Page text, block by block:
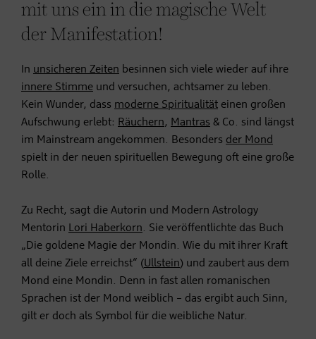
mit uns ein in die magische Welt
der Manifestation!
In unsicheren Zeiten besinnen sich viele wieder auf ihre
innere Stimme und versuchen, achtsamer zu leben.
Kein Wunder, dass moderne Spiritualität einen großen
Aufschwung erlebt: Räuchern, Mantras & Co. sind längst
im Mainstream angekommen. Besonders der Mond
spielt in der neuen spirituellen Bewegung oft eine große
Rolle.
Zu Recht, sagt die Autorin und Modern Astrology
Mentorin Lori Haberkorn. Sie veröffentlichte das Buch
„Die goldene Magie der Mondin. Wie du mit ihrer Kraft
all deine Ziele erreichst“ (Ullstein) und zaubert aus dem
Mond eine Mondin. Denn in fast allen romanischen
Sprachen ist der Mond weiblich – das ergibt auch Sinn,
gilt er doch als Symbol für die weibliche Natur.